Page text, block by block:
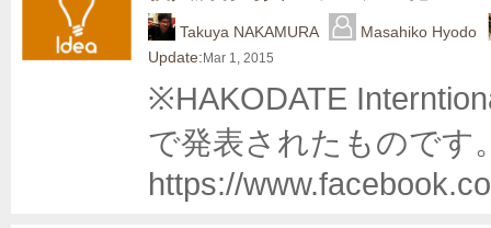
Takuya NAKAMURA
Masahiko Hyodo
Update: Mar 1, 2015
※HAKODATE
で発表されたものです
https://